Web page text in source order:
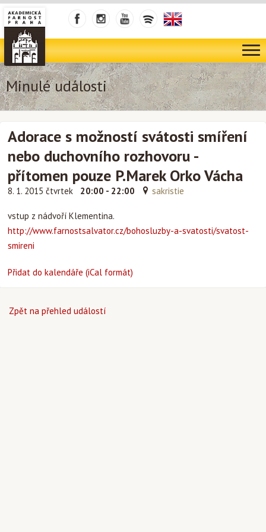
Minulé události
Adorace s možností svátosti smíření
nebo duchovního rozhovoru -
přítomen pouze P.Marek Orko Vácha
8. 1. 2015 čtvrtek 20:00 - 22:00 sakristie
vstup z nádvoří Klementina.
http://www.farnostsalvator.cz/bohosluzby-a-svatosti/svatost-
smireni
Přidat do kalendáře (iCal formát)
Zpět na přehled událostí